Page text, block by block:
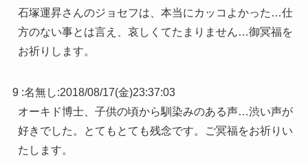
石塚運昇さんのジョセフは、本当にカッコよかった…仕
方のない事とは言え、哀しくてたまりません…御冥福を
お祈りします。
9 :名無し:2018/08/17(金)23:37:03
オーキド博士、子供の頃から馴染みのある声…渋い声が
好きでした。とてもとても残念です。ご冥福をお祈りい
たします。